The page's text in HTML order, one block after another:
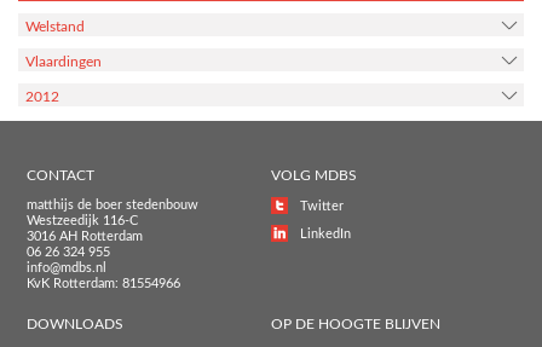
Welstand
Vlaardingen
2012
CONTACT
matthijs de boer stedenbouw
Westzeedijk 116-C
3016 AH Rotterdam
06 26 324 955
info@mdbs.nl
KvK Rotterdam: 81554966
VOLG MDBS
Twitter
LinkedIn
DOWNLOADS OP DE HOOGTE BLIJVEN